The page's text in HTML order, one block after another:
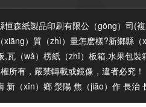
恒森紙製品印刷有限公（gōng）司(
）質（zhì）量怎麽樣?新鄉縣
,瓦（wǎ）楞紙（zhǐ）板箱,水果包裝
所有，嚴禁轉載或鏡像，違者必究！
新（xīn）鄉 滎陽 焦（jiāo）作 長治